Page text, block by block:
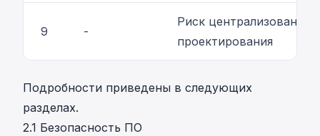
9 -
Риск
проектирования
Подробности приведены в следующих
разделах.
2.1 Безопасность ПО